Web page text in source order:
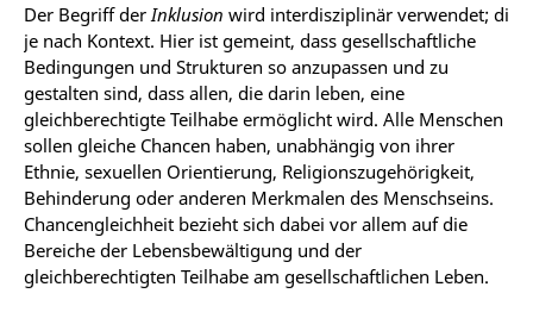
Der Begriff der Inklusion wird interdisziplinär verwendet; die
je nach Kontext. Hier ist gemeint, dass gesellschaftliche
Bedingungen und Strukturen so anzupassen und zu
gestalten sind, dass allen, die darin leben, eine
gleichberechtigte Teilhabe ermöglicht wird. Alle Menschen
sollen gleiche Chancen haben, unabhängig von ihrer
Ethnie, sexuellen Orientierung, Religionszugehörigkeit,
Behinderung oder anderen Merkmalen des Menschseins.
Chancengleichheit bezieht sich dabei vor allem auf die
Bereiche der Lebensbewältigung und der
gleichberechtigten Teilhabe am gesellschaftlichen Leben.